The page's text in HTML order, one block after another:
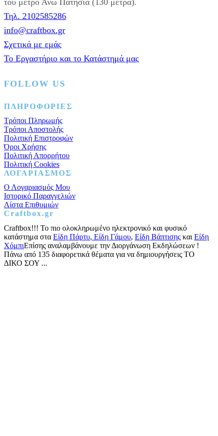
ποσότητα
του μετρό Άνω Πατήσια (130 μέτρα).
Τηλ. 2102585286
info@craftbox.gr
Σχετικά με εμάς
Το Εργαστήριο και το Κατάστημά μας
FOLLOW US
Facebook
Instagram
Pinterest
ΠΛΗΡΟΦΟΡΙΕΣ
Τρόποι Πληρωμής
Τρόποι Αποστολής
Πολιτική Επιστροφών
Όροι Χρήσης
Πολιτική Απορρήτου
Πολιτική Cookies
ΛΟΓΑΡΙΑΣΜΟΣ
Ο Λογαριασμός Μου
Ιστορικό Παραγγελιών
Λίστα Επιθυμιών
Craftbox.gr
Craftbox!!! Το πιο ολοκληρωμένο ηλεκτρονικό και φυσικό
κατάστημα στα Είδη Πάρτυ, Είδη Γάμου, Είδη Βάπτισης και Είδη
ΧόμπιΕπίσης αναλαμβάνουμε την Διοργάνωση Εκδηλώσεων !
Πάνω από 135 διαφορετικά θέματα για να δημιουργήσεις ΤΟ
ΔΙΚΟ ΣΟΥ ...